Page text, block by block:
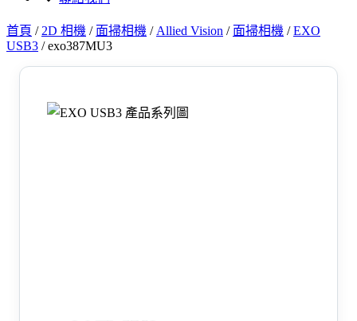
首頁 / 2D 相機 / 面掃相機 / Allied Vision / 面掃相機 /EXO
USB3 /exo387MU3